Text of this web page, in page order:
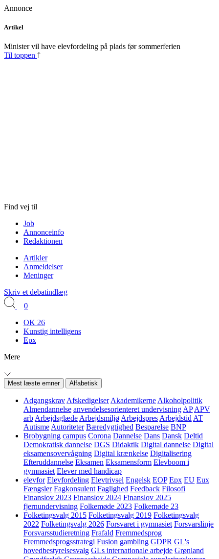
Annonce
Skip
content
Artikel
Minister vil have elevfordeling på plads før sommerferien
Til toppen
Find vej til
Job
Annonceinfo
Redaktionen
Artikler
Anmeldelser
Meninger
Skriv et debatindlæg
0
OK 26
Kunstig intelligens
Epx
Mere
Mest læste emner Alfabetisk
Adgangskrav Afskedigelser Akademikerne Alkoholpolitik
Almendannelse anvendelsesorienteret undervisning AP APV
arb Arbejdsglæde Arbejdsmiljø Arbejdspres Arbejdstid AT
Autisme Autoriteter Bæredygtighed Besparelse BNP
Brobygning campus Corona Dannelse Dans Dansk Deltid
Demokratisk dannelse DGS Didaktik Digital dannelse Digital
eksamensovervågning Digital krænkelse Digitalisering
Efteruddannelse Eksamen Eksamensform Elevboom i
gymnasiet Elever med handicap
elevfor Elevfordeling Elevtrivsel Engelsk EOP Epx EU Eux
Fængsler Fagkonsulent Faglighed Feedback Filosofi
Finanslov 2023 Finanslov 2024 Finanslov 2025
fjernundervisning Folkemøde 2023 Folkemøde 23
Folketingsvalg 2015 Folketingsvalg 2019 Folketingsvalg
2022 Folketingsvalg 2026 Forsvaret i gymnasiet Forsvarslinje
Forsvarsstudieretning Frafald Fremmedsprog
Fremmedsprogsstrategi Fusion gambling GDPR GL's
hovedbestyrelsesvalg GLs internationale arbejde Grønland